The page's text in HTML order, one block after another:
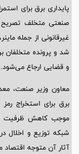
پایداری برق برای
صنعتی متخلف تصریح
غیرقانونی از جمله
شد و پرونده متخلفان
و قضایی ارجاع
معاون وزیر صنعت،
برق برای استخراج
موجب کاهش ظرفیت
شبکه توزیع و اخلال
آثار آن متوجه